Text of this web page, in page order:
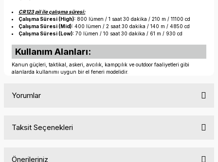
CR123 pil ile çalışma süresi:
Çalışma Süresi (High): 800 lümen / 1 saat 30 dakika / 210 m / 11100 cd
Çalışma Süresi (Mid): 400 lümen / 2 saat 30 dakika / 140 m / 4850 cd
Çalışma Süresi (Low): 70 lümen / 10 saat 30 dakika / 61 m / 930 cd
Kullanım Alanları:
Kanun güçleri, taktikal, askeri, avcılık, kampçılık ve outdoor faaliyetleri gibi
alanlarda kullanımı uygun bir el feneri modelidir.
Yorumlar
Taksit Seçenekleri
Önerileriniz